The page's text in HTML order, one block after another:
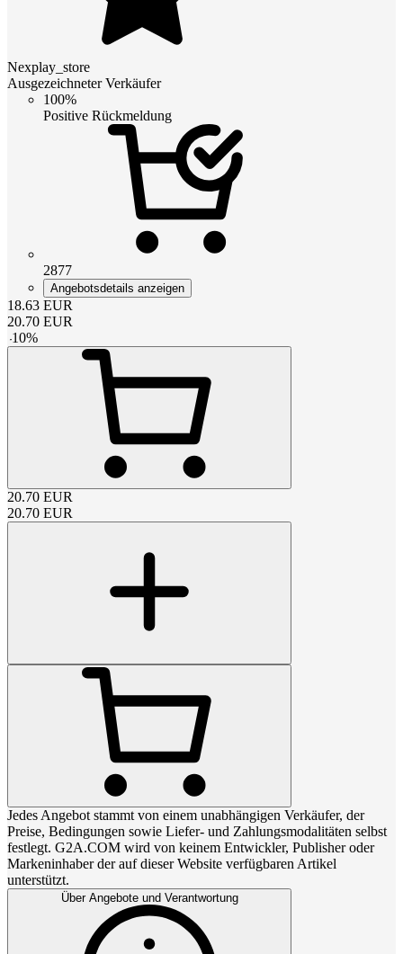
Nexplay_store
Ausgezeichneter Verkäufer
100%
Positive Rückmeldung
2877
Angebotsdetails anzeigen
18.63 EUR
20.70 EUR
-10%
20.70 EUR
20.70 EUR
Jedes Angebot stammt von einem unabhängigen Verkäufer, der
Preise, Bedingungen sowie Liefer- und Zahlungsmodalitäten selbst
festlegt. G2A.COM wird von keinem Entwickler, Publisher oder
Markeninhaber der auf dieser Website verfügbaren Artikel
unterstützt.
Über Angebote und Verantwortung